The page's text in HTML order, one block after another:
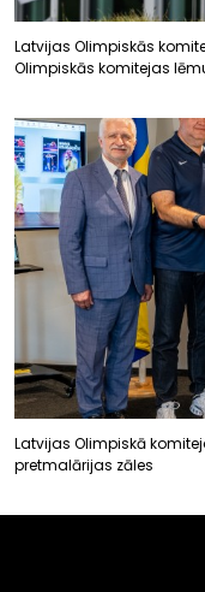
Latvijas Olimpiskās
Olimpiskās komitejas
Latvijas Olimpiskā
pretmalārijas zāles